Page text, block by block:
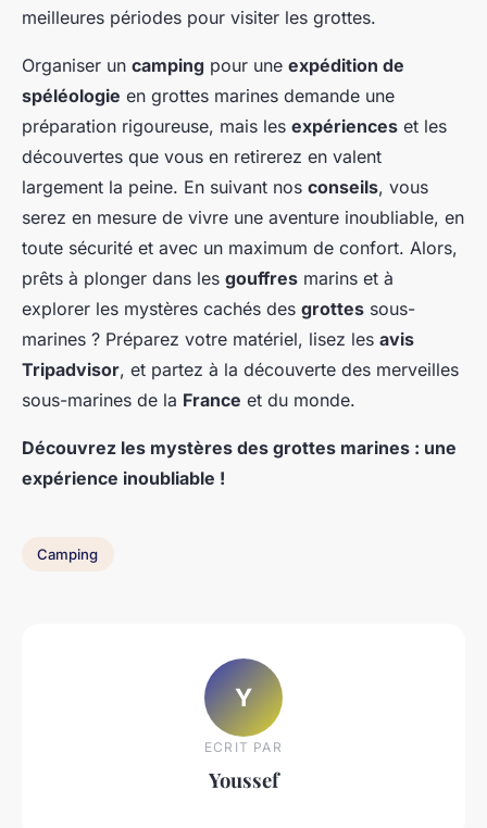
meilleures périodes pour visiter les grottes.
Organiser un camping pour une expédition de
spéléologie en grottes marines demande une
préparation rigoureuse, mais les expériences et les
découvertes que vous en retirerez en valent
largement la peine. En suivant nos conseils, vous
serez en mesure de vivre une aventure inoubliable, en
toute sécurité et avec un maximum de confort. Alors,
prêts à plonger dans les gouffres marins et à
explorer les mystères cachés des grottes sous-
marines ? Préparez votre matériel, lisez les avis
Tripadvisor, et partez à la découverte des merveilles
sous-marines de la France et du monde.
Découvrez les mystères des grottes marines : une
expérience inoubliable !
Camping
Y
ECRIT PAR
Youssef